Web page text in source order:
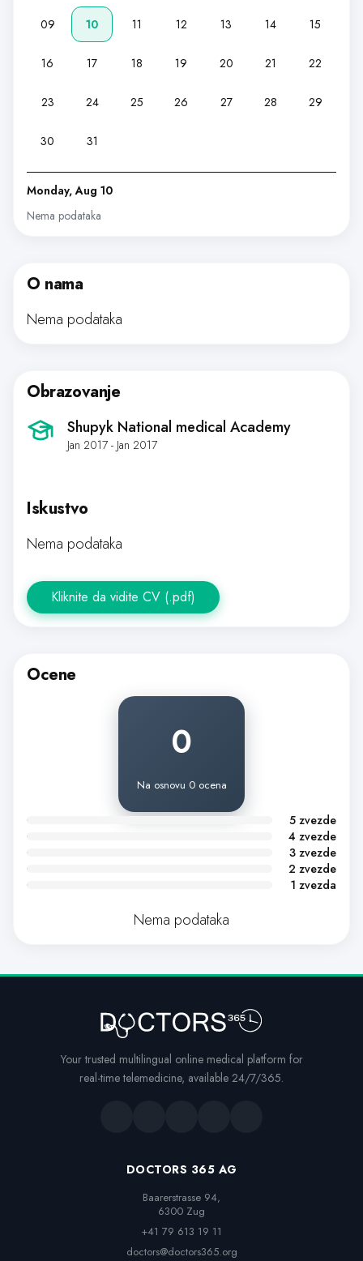
09 10 11 12 13 14 15
16 17 18 19 20 21 22
23 24 25 26 27 28 29
30 31
Monday, Aug 10
Nema podataka
O nama
Nema podataka
Obrazovanje
Shupyk National medical Academy
Jan 2017 - Jan 2017
Iskustvo
Nema podataka
Kliknite da vidite CV (.pdf)
Ocene
0
Na osnovu 0 ocena
5 zvezde
4 zvezde
3 zvezde
2 zvezde
1 zvezda
Nema podataka
Your trusted multilingual online medical platform for
real-time telemedicine, available 24/7/365.
DOCTORS 365 AG
Baarerstrasse 94,
6300 Zug
+41 79 613 19 11
doctors@doctors365.org